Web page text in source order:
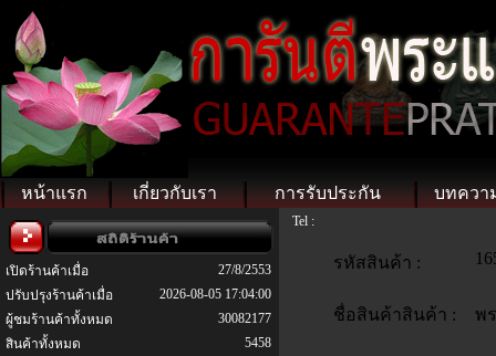
หน้าแรก เกี่ยวกับเรา การรับประกัน บทควา
เปิดร้านค้าเมื่อ
27/8/2553
ปรับปรุงร้านค้าเมื่อ
2026-08-05 17:04:00
ผู้ชมร้านค้าทั้งหมด
30082177
สินค้าทั้งหมด
5458
Tel :
รหัสสินค้า :
ชื่อสินค้าสินค้า : พ